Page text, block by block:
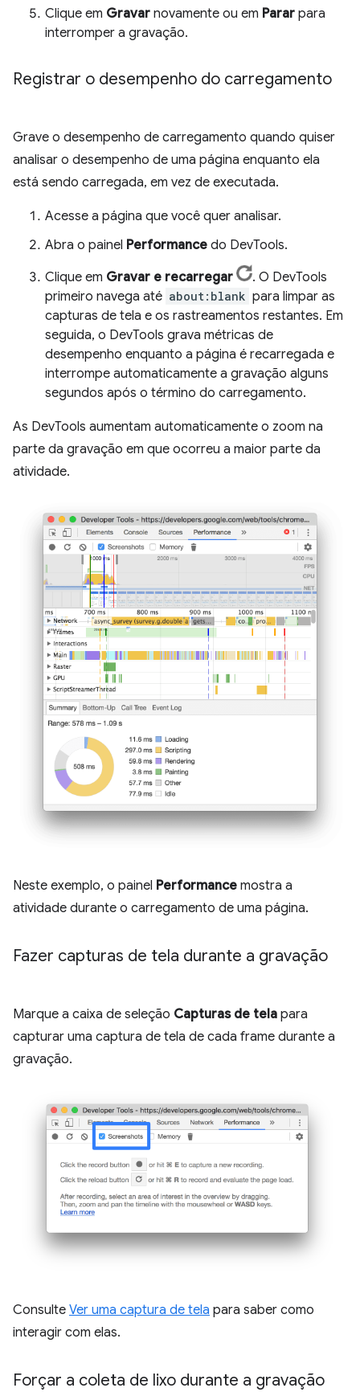
Clique em Gravar novamente ou em Parar para
interromper a gravação.
Registrar o desempenho do carregamento
Grave o desempenho de carregamento quando quiser
analisar o desempenho de uma página enquanto ela
está sendo carregada, em vez de executada.
Acesse a página que você quer analisar.
Abra o painel Performance do DevTools.
Clique em Gravar e recarregar
. O DevTools
primeiro navega até about:blank para limpar as
capturas de tela e os rastreamentos restantes. Em
seguida, o DevTools grava métricas de
desempenho enquanto a página é recarregada e
interrompe automaticamente a gravação alguns
segundos após o término do carregamento.
As DevTools aumentam automaticamente o zoom na
parte da gravação em que ocorreu a maior parte da
atividade.
Neste exemplo, o painel Performance mostra a
atividade durante o carregamento de uma página.
Fazer capturas de tela durante a gravação
Marque a caixa de seleção Capturas de tela para
capturar uma captura de tela de cada frame durante a
gravação.
Consulte Ver uma captura de tela para saber como
interagir com elas.
Forçar a coleta de lixo durante a gravação